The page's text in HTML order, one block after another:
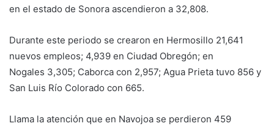
en el estado de Sonora ascendieron a 32,808.
Durante este periodo se crearon en Hermosillo 21,641
nuevos empleos; 4,939 en Ciudad Obregón; en
Nogales 3,305; Caborca con 2,957; Agua Prieta tuvo 856 y
San Luis Río Colorado con 665.
Llama la atención que en Navojoa se perdieron 459